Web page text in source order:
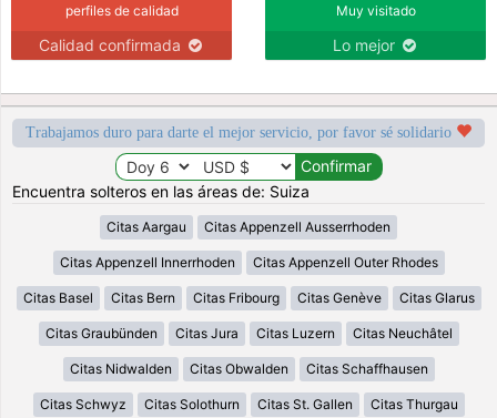
perfiles de calidad
Calidad confirmada
Muy visitado
Lo mejor
Trabajamos duro para darte el mejor servicio, por favor sé solidario
Encuentra solteros en las áreas de: Suiza
Citas Aargau Citas Appenzell Ausserrhoden
Citas Appenzell Innerrhoden Citas Appenzell Outer Rhodes
Citas Basel Citas Bern Citas Fribourg Citas Genève Citas Glarus
Citas Graubünden Citas Jura Citas Luzern Citas Neuchâtel
Citas Nidwalden Citas Obwalden Citas Schaffhausen
Citas Schwyz Citas Solothurn Citas St. Gallen Citas Thurgau